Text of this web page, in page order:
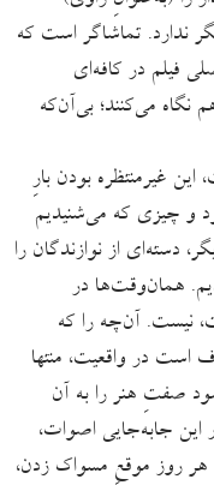
ندارد. تماشاگر است که
فیلم در کافه‌ای
نگاه می‌کنند؛ بی‌آن‌که
این غیرمنتظره‌ بودن بارِ
و چیزی که می‌شنیدیم
دسته‌ای از نوازندگان را
همان‌وقت‌ها در
نیست. آن‌چه را که
است در واقعیت، منتها
صفتِ هنر را به آن
جابه‌جایی اصوات،
هر روز موقعِ مسواک ‌زدن،